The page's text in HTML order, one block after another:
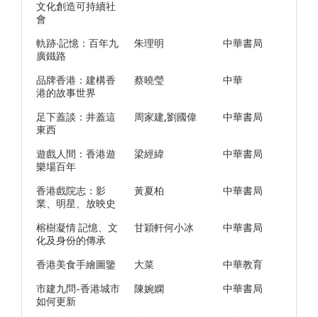
文化創造可持續社
會
軌跡·記憶：百年九
廣鐵路
朱理明 中華書局
品牌香港：建構香
港的故事世界
蔡曉瑩 中華
足下蓋談：井蓋這
東西
周家建,劉國偉 中華書局
遊戲人間：香港遊
樂場百年
梁經緯 中華書局
香港戲院志：影
業、明星、放映史
黃夏柏 中華書局
榕樹凝情 記憶、文
化及身份的傳承
甘穎軒何小冰 中華書局
香港美食手繪圖鑒 大菜 中華教育
市建九問-香港城市
如何更新
陳婉嫻 中華書局